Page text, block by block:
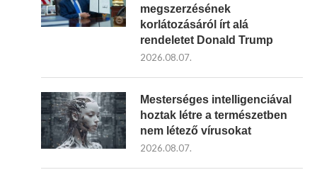
megszerzésének
korlátozásáról írt alá
rendeletet Donald Trump
2026.08.07.
Mesterséges intelligenciával
hoztak létre a természetben
nem létező vírusokat
2026.08.07.